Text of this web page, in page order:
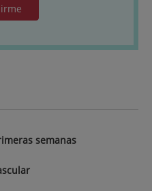
semanas